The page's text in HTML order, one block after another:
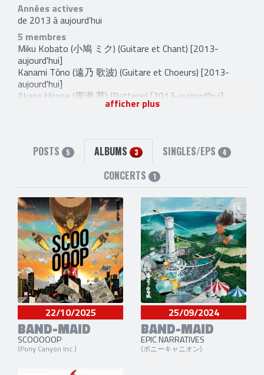
Années actives
de 2013 à aujourd'hui
5 membres
Miku Kobato (小鳩 ミク) (Guitare et Chant) [2013-
aujourd'hui]
Kanami Tōno (遠乃 歌波) (Guitare et Choeurs) [2013-
aujourd'hui]
Akane Hirose (廣瀬 茜) (Batterie) [2013-aujourd'hui]
(Basse) [2013-aujourd'hui]
afficher plus
POSTS 5 ALBUMS 3 SINGLES/EPS 4
CONCERTS 1
22/10/2025
BAND-MAID
SCOOOOOP
(Pony Canyon Inc.)
25/09/2024
BAND-MAID
EPIC NARRATIVES
(ポニーキャニオン)